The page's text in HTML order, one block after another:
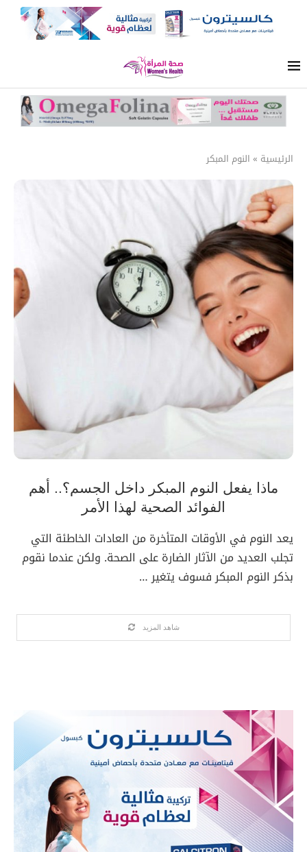
الرئيسية » النوم المبكر
ماذا يفعل النوم المبكر داخل الجسم؟.. أهم
الفوائد الصحية لهذا الأمر
يعد النوم في الأوقات المتأخرة من العادات الخاطئة التي
تجلب العديد من الآثار الضارة على الصحة. ولكن عندما نقوم
بذكر النوم المبكر فسوف يتغير …
شاهد المزيد